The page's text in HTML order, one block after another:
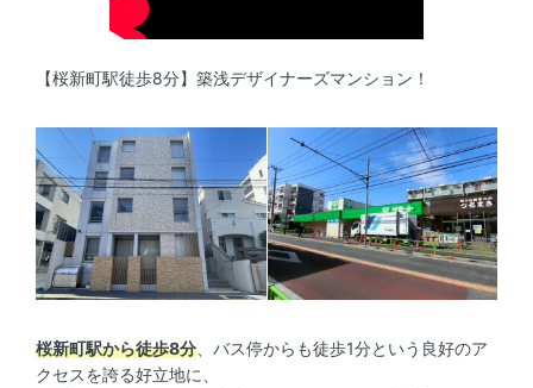
【桜新町駅徒歩8分】築浅デザイナーズマンション！
桜新町駅から徒歩8分 、バス停からも徒歩1分という良好のア
クセスを誇る好立地に、